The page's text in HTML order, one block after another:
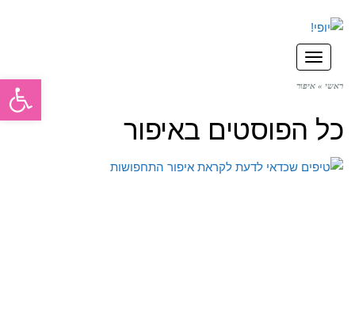
תפריט
ראשי » איפור
כל הפוסטים באיפור
פתח